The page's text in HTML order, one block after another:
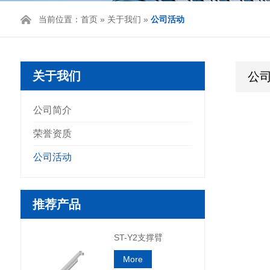
当前位置： 首页» 关于我们 » 公司活动
公
关于我们
公司简介
荣誉资质
公司活动
推荐产品
ST-Y2支撑臂
More